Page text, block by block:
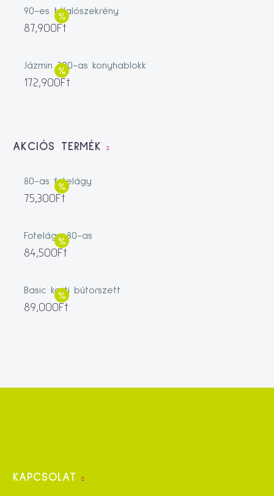
90-es tálalószekrény
87,900Ft
Jázmin 200-as konyhablokk
172,900Ft
AKCIÓS TERMÉK
80-as fotelágy
75,300Ft
Fotelágy 80-as
84,500Ft
Basic kerti bútorszett
89,000Ft
KAPCSOLAT